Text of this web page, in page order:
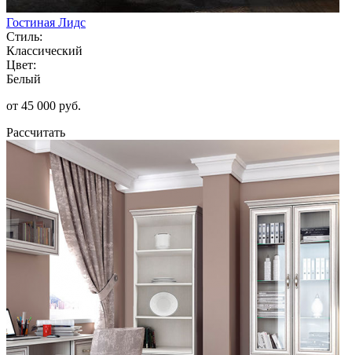
Гостиная Лидс
Стиль:
Классический
Цвет:
Белый
от 45 000 руб.
Рассчитать